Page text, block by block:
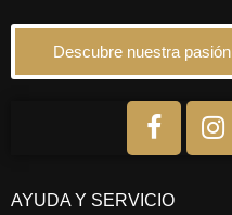
Descubre nuestra pasión
AYUDA Y SERVICIO